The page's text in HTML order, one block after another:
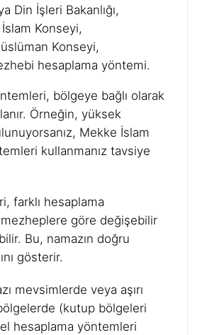
Din İşleri Bakanlığı,
Konseyi,
Konseyi,
hesaplama yöntemi.
bölgeye bağlı olarak
Örneğin, yüksek
Mekke İslam
kullanmanız tavsiye
farklı hesaplama
göre değişebilir
Bu, namazın doğru
gösterir.
mevsimlerde veya aşırı
(kutup bölgeleri
hesaplama yöntemleri